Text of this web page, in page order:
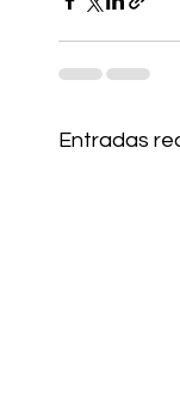
Entradas